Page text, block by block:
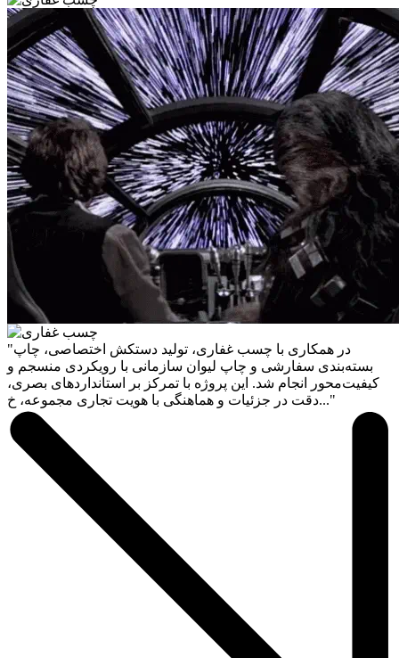
"در همکاری با چسب غفاری، تولید دستکش اختصاصی، چاپ
بسته‌بندی سفارشی و چاپ لیوان سازمانی با رویکردی منسجم و
کیفیت‌محور انجام شد. این پروژه با تمرکز بر استانداردهای بصری،
دقت در جزئیات و هماهنگی با هویت تجاری مجموعه، خ..."